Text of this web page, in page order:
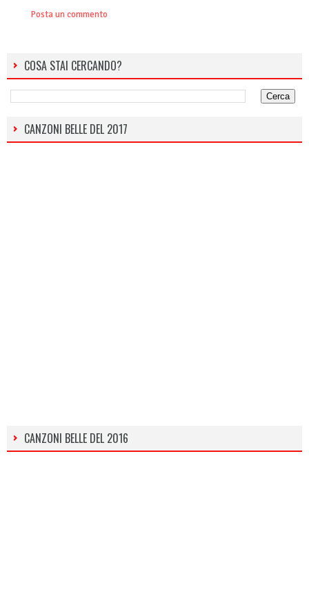
Posta un commento
COSA STAI CERCANDO?
CANZONI BELLE DEL 2017
CANZONI BELLE DEL 2016